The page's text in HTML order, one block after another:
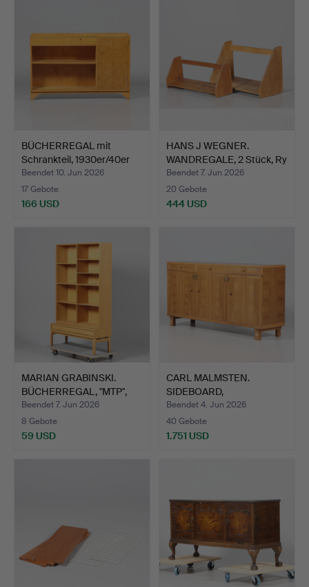
BÜCHERREGAL mit
Schrankteil, 1930er/40er
J…
Beendet 10. Jun 2026
17 Gebote
166 USD
HANS J WEGNER.
WANDREGALE, 2 Stück, Ry
Möb…
Beendet 7. Jun 2026
20 Gebote
444 USD
MARIAN GRABINSKI.
BÜCHERREGAL, "MTP",
Ikea…
Beendet 7. Jun 2026
8 Gebote
59 USD
CARL MALMSTEN.
SIDEBOARD,
"Ambassadör", Åf…
Beendet 4. Jun 2026
40 Gebote
1.751 USD